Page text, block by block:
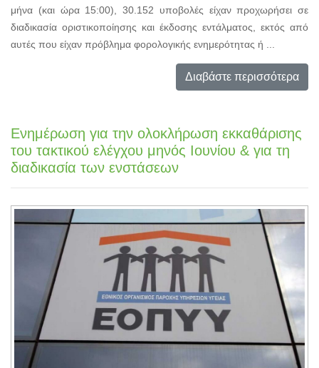
μήνα (και ώρα 15:00), 30.152 υποβολές είχαν προχωρήσει σε
διαδικασία οριστικοποίησης και έκδοσης εντάλματος, εκτός από
αυτές που είχαν πρόβλημα φορολογικής ενημερότητας ή ...
Διαβάστε περισσότερα
Ενημέρωση για την ολοκλήρωση εκκαθάρισης
του τακτικού ελέγχου μηνός Ιουνίου & για τη
διαδικασία των ενστάσεων